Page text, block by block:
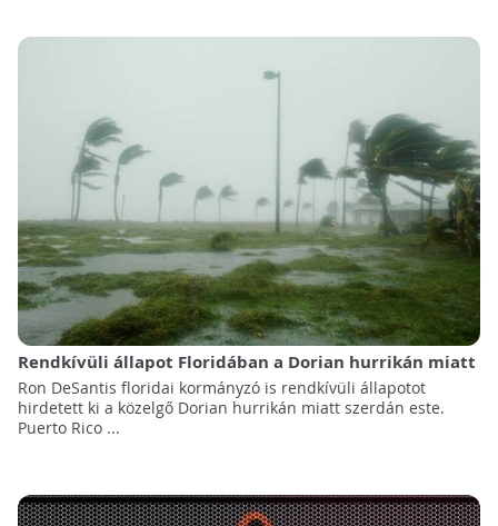
Rendkívüli állapot Floridában a Dorian hurrikán miatt
Ron DeSantis floridai kormányzó is rendkívüli állapotot
hirdetett ki a közelgő Dorian hurrikán miatt szerdán este.
Puerto Rico ...